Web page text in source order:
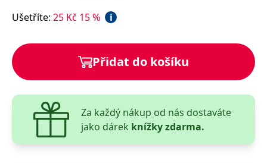
Ušetříte: 25 Kč 15% i
Přidat do košíku
Za každý nákup od nás dostaváte
jako dárek knížky zdarma.